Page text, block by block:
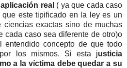
real ( ya que cada caso
este tipificado en la ley es un
ciencias exactas sino de muchas
cada caso sea diferente de otro)o
entendido concepto de que todo
los mismos. Si esta justicia
a la víctima debe quedar a su